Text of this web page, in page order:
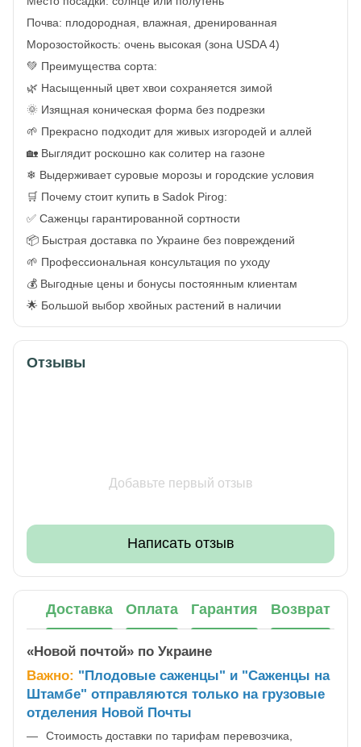
Почва: плодородная, влажная, дренированная
Морозостойкость: очень высокая (зона USDA 4)
💚 Преимущества сорта:
🌿 Насыщенный цвет хвои сохраняется зимой
🌞 Изящная коническая форма без подрезки
🌱 Прекрасно подходит для живых изгородей и аллей
🏡 Выглядит роскошно как солитер на газоне
❄ Выдерживает суровые морозы и городские условия
🛒 Почему стоит купить в Sadok Pirog:
✅ Саженцы гарантированной сортности
📦 Быстрая доставка по Украине без повреждений
🌱 Профессиональная консультация по уходу
💰 Выгодные цены и бонусы постоянным клиентам
🌟 Большой выбор хвойных растений в наличии
Отзывы
Добавьте первый отзыв
Написать отзыв
Доставка Оплата Гарантия Возврат
«Новой почтой» по Украине
Важно: "Плодовые саженцы" и "Саженцы на
Штамбе" отправляются только на грузовые
отделения Новой Почты
Стоимость доставки по тарифам перевозчика,